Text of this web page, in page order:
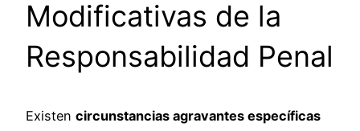
Modificativas de la
Responsabilidad Penal
Existen circunstancias agravantes específicas